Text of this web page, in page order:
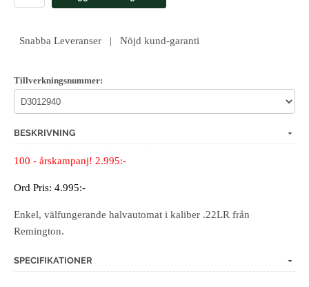
Snabba Leveranser | Nöjd kund-garanti
Tillverkningsnummer:
BESKRIVNING
100 - årskampanj! 2.995:-
Ord Pris: 4.995:-
Enkel, välfungerande halvautomat i kaliber .22LR från
Remington.
SPECIFIKATIONER